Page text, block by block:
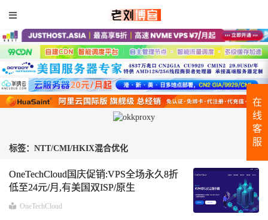
标签：NTT/CMI/HKIX混合优化
OneTechCloud国庆促销:VPS全场永久8折
低至24元/月,有美国双ISP/原生
IP(CN2/CU2/AS4837),香港CMI/CN2
OneTechCloud
在
线
客
服